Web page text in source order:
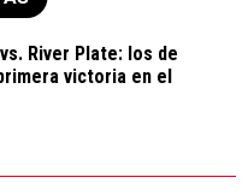
River Plate: los de
victoria en el